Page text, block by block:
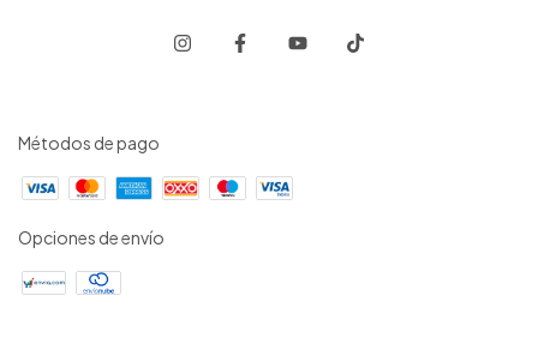
Métodos de pago
Opciones de envío